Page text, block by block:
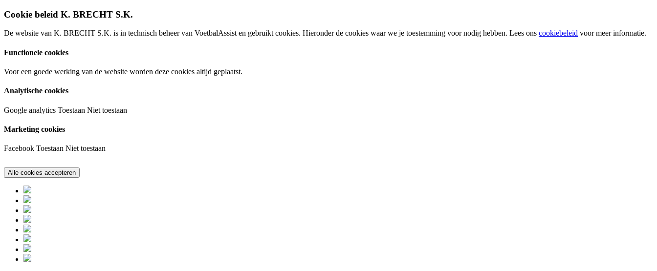
Cookie beleid K. BRECHT S.K.
De website van K. BRECHT S.K. is in technisch beheer van VoetbalAssist en gebruikt cookies. Hieronder de cookies waar we je toestemming voor nodig hebben. Lees ons cookiebeleid voor meer informatie.
Functionele cookies
Voor een goede werking van de website worden deze cookies altijd geplaatst.
Analytische cookies
Google analytics Toestaan Niet toestaan
Marketing cookies
Facebook Toestaan Niet toestaan